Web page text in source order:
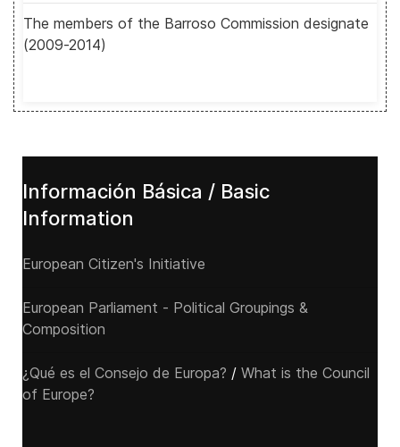
The members of the Barroso Commission designate
(2009-2014)
Información Básica / Basic
Information
European Citizen's Initiative
European Parliament - Political Groupings &
Composition
¿Qué es el Consejo de Europa? / What is the Council
of Europe?